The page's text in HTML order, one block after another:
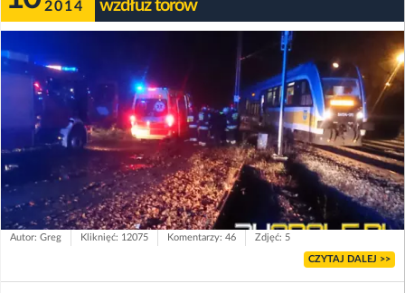
2014
wzdłuż torów
Autor: Greg Kliknięć: 12075 Komentarzy: 46 Zdjęć: 5
CZYTAJ DALEJ >>